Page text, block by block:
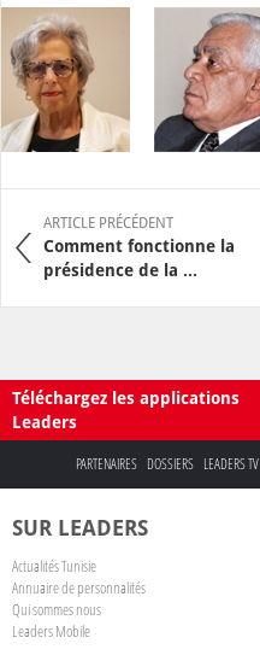
ARTICLE PRÉCÉDENT
Comment fonctionne la
présidence de la ...
Téléchargez les applications
Leaders
PARTENAIRES DOSSIERS LEADERS TV
SUR LEADERS
Actualités Tunisie
Annuaire de personnalités
Qui sommes nous
Leaders Mobile